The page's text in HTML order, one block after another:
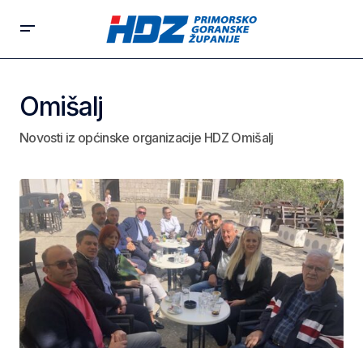
Omišalj
Novosti iz općinske organizacije HDZ Omišalj